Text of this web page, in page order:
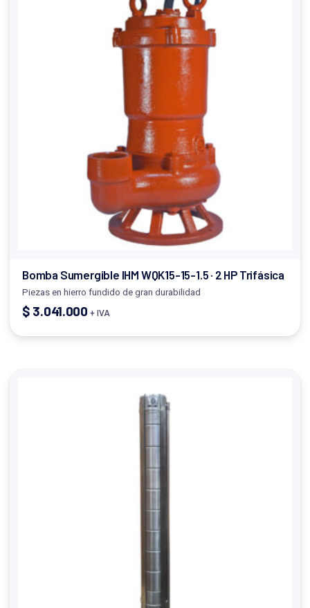
Bomba Sumergible IHM WQK15-15-1.5 · 2 HP Trifásica
Piezas en hierro fundido de gran durabilidad
$ 3.041.000 + IVA